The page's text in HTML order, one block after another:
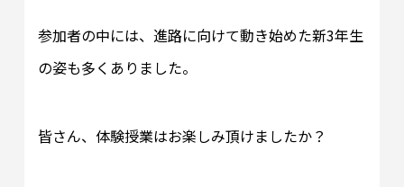
参加者の中には、進路に向けて動き始めた新3年生
の姿も多くありました。
皆さん、体験授業はお楽しみ頂けましたか？